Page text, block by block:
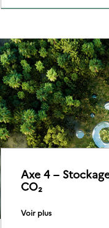
Axe 4 –
CO₂
Voir plus